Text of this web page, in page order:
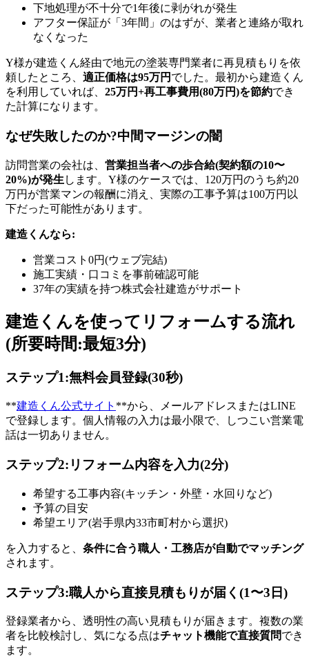
下地処理が不十分で1年後に剥がれが発生
アフター保証が「3年間」のはずが、業者と連絡が取れ
なくなった
Y様が建造くん経由で地元の塗装専門業者に再見積もりを依
頼したところ、 適正価格は95万円 でした。最初から建造くん
を利用していれば、 25万円+再工事費用(80万円)を節約でき
た計算になります。
なぜ失敗したのか?中間マージンの闇
訪問営業の会社は、 営業担当者への歩合給(契約額の10〜
20%)が発生 します。Y様のケースでは、120万円のうち約20
万円が営業マンの報酬に消え、実際の工事予算は100万円以
下だった可能性があります。
建造くんなら:
営業コスト0円(ウェブ完結)
施工実績・口コミを事前確認可能
37年の実績を持つ株式会社建造がサポート
建造くんを使ってリフォームする流れ
(所要時間:最短3分)
ステップ1:無料会員登録(30秒)
**建造くん公式サイト **から、メールアドレスまたはLINE
で登録します。個人情報の入力は最小限で、しつこい営業電
話は一切ありません。
ステップ2:リフォーム内容を入力(2分)
希望する工事内容(キッチン・外壁・水回りなど)
予算の目安
希望エリア(岩手県内33市町村から選択)
を入力すると、 条件に合う職人・工務店が自動でマッチング
されます。
ステップ3:職人から直接見積もりが届く(1〜3日)
登録業者から、透明性の高い見積もりが届きます。複数の業
者を比較検討し、気になる点はチャット機能で直接質問でき
ます。